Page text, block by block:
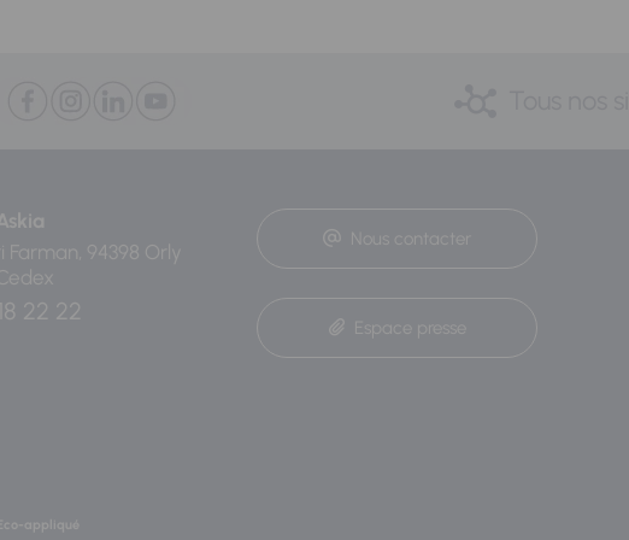
Farman, 94398 Orly
22 22
Nous contacter
Espace presse
appliqué